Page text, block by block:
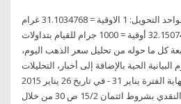
سعر الذهب للكيلوغرام الواحد التحويل: 1 الاوقية = 31.1034768 غرام
التحويل: 1 كيلوغرام = 32.1507466 أوقية = 1000 جرام للقيام بتداولات
كل ما حوله من تحليل سعر الذهب اليوم،
الحية بالإضافة إلى أخبار، التحليلات
وتوقعات الذهب. مخزون نهاية الفترة يناير 31 - في تاريخ 26 يناير 2015
استفادت الشركة من الخصم النقدي بشروط ائتمان 15/2 ص 30 من خلال